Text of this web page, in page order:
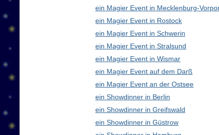
ein Magier Event in Mecklenburg-
ein Magier Event in Rostock
ein Magier Event in Schwerin
ein Magier Event in Stralsund
ein Magier Event in Wismar
ein Magier Event auf dem Darß
ein Magier Event an der Ostsee
ein Showdinner in Berlin
ein Showdinner in Greifswald
ein Showdinner in Güstrow